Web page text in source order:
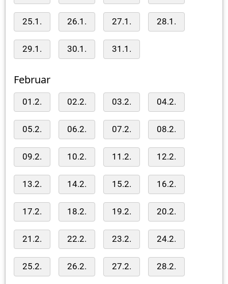
25.1. 26.1. 27.1. 28.1.
29.1. 30.1. 31.1.
Februar
01.2. 02.2. 03.2. 04.2.
05.2. 06.2. 07.2. 08.2.
09.2. 10.2. 11.2. 12.2.
13.2. 14.2. 15.2. 16.2.
17.2. 18.2. 19.2. 20.2.
21.2. 22.2. 23.2. 24.2.
25.2. 26.2. 27.2. 28.2.